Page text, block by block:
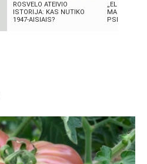
ROSVELO ATEIVIO
ISTORIJA: KAS NUTIKO
1947-AISIAIS?
„ELEKTROS
MASINĖ
PSICHOZĖ